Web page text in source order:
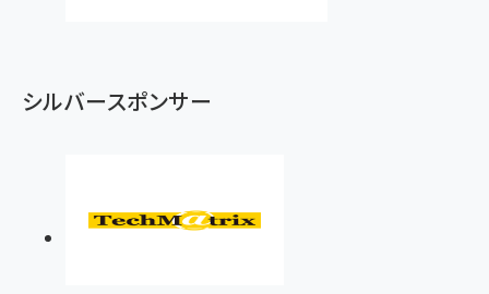
シルバースポンサー